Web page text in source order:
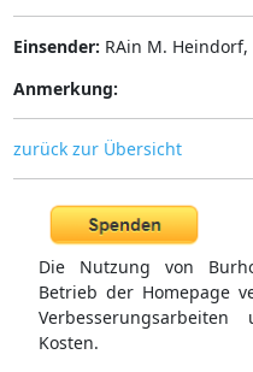
Einsender: RAin M. Heindorf,
Anmerkung:
zurück zur Übersicht
Die Nutzung von
Betrieb der Homepage
Kosten.